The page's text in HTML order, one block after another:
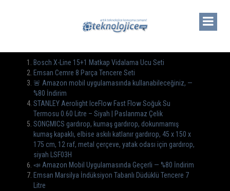
Bosch X-Line 15+1 Matkap Vidalama Ucu Seti
Emsan Cemre 8 Parça Tencere Seti
🚨 Amazon mobil uygulamasında kullanabileceğiniz, —
%80 İndirim
STANLEY Aerolight IceFlow Fast Flow Soğuk Su
Termosu 0.60 Litre – Siyah | Paslanmaz Çelik
SONGMICS gardırop, kumaş gardırop, dokunmamış
kumaş kapaklı, elbise askılı katlanır gardırop, 45 x 150 x
175 cm, 12 raf, metal çerçeve, yatak odası için gardırop,
siyah LSF03H
📣 Amazon Mobil Uygulamasında Geçerli — %80 İndirim
Emsan Marsilya İndüksiyon Tabanlı Düdüklü Tencere 7
Litre